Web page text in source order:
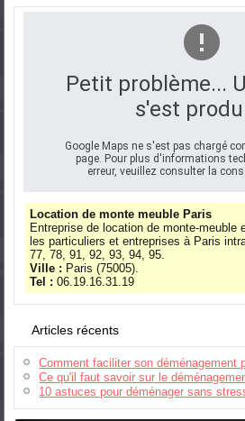
Petit problème...
s'est
Google Maps ne s'est pas chargé
page. Pour plus d'informations
erreur, veuillez consulter la
Location de monte meuble Paris
Entreprise de location de monte-meuble
les particuliers et entreprises à Paris
77, 78, 91, 92, 93, 94, 95.
Ville : Paris (75005).
Tel :06.19.16.31.19
Articles récents
Comment faciliter son déménagement
Ce qu'il faut savoir sur le
10 astuces pour déménager sans